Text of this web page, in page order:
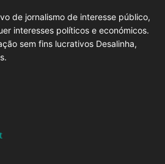
de jornalismo de interesse público,
interesses políticos e económicos.
sem fins lucrativos Desalinha,